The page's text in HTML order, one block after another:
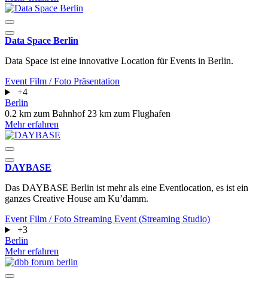
Data Space Berlin
Data Space ist eine innovative Location für Events in Berlin.
Event Film / Foto Präsentation
+4
Berlin
0.2 km zum Bahnhof 23 km zum Flughafen
Mehr erfahren
DAYBASE
Das DAYBASE Berlin ist mehr als eine Eventlocation, es ist ein
ganzes Creative House am Ku’damm.
Event Film / Foto Streaming Event (Streaming Studio)
+3
Berlin
Mehr erfahren